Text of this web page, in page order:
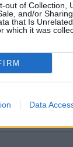
out of Collection,
and/or
that Is
which it was
Data
Me
bevakning